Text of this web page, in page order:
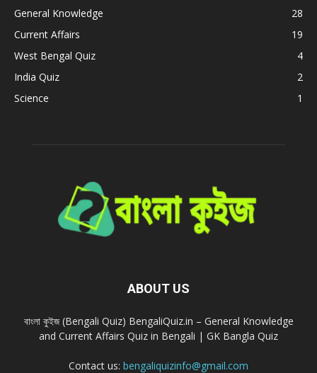
General Knowledge
28
Current Affairs
19
West Bengal Quiz
4
India Quiz
2
Science
1
ABOUT US
বাংলা কুইজ (Bengali Quiz) BengaliQuiz.in – General Knowledge
and Current Affairs Quiz in Bengali | GK Bangla Quiz
Contact us: bengaliquizinfo@gmail.com